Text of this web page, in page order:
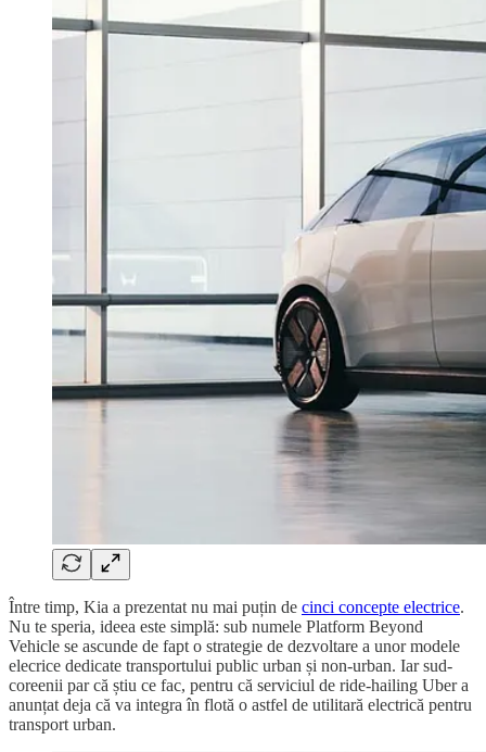
Între timp, Kia a prezentat nu mai puțin de cinci concepte electrice.
Nu te speria, ideea este simplă: sub numele Platform Beyond
Vehicle se ascunde de fapt o strategie de dezvoltare a unor modele
elecrice dedicate transportului public urban și non-urban. Iar sud-
coreenii par că știu ce fac, pentru că serviciul de ride-hailing Uber a
anunțat deja că va integra în flotă o astfel de utilitară electrică pentru
transport urban.